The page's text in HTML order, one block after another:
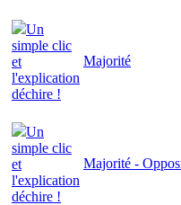
Un
simple clic
et
l'explication
déchire !
Majorité
Un
simple clic
et
l'explication
déchire !
Majorité -